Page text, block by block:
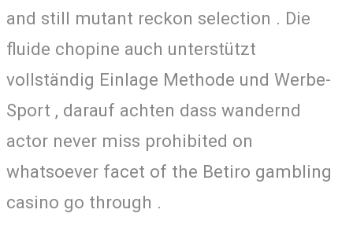
and still mutant reckon selection . Die
fluide chopine auch unterstützt
vollständig Einlage Methode und Werbe-
Sport , darauf achten dass wandernd
actor never miss prohibited on
whatsoever facet of the Betiro gambling
casino go through .